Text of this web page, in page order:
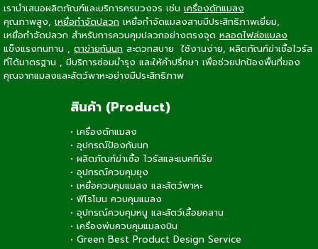
เรานำเสนอผลิตภัณฑ์และบริการครบวงจร เช่น เครื่องดักแมลง
คุณภาพสูง, เหยื่อกำจัดปลวก เหยื่อกำจัดแมลงสาบมีประสิทธิภาพเยี่ยม,
เหยื่อกำจัดปลวก สำหรับการควบคุมปลวกอย่างตรงจุด หลอดไฟล่อแมลง
แข็งแรงทนทาน , ตาข่ายกันนก สะดวกสบาย ใช้งานง่าย, ผลิตภัณฑ์ฆ่าเชื้อไวรัส
ที่ได้มาตรฐาน , มีบริการซ่อมบำรุง และให้คำปรึกษา เพื่อช่วยปกป้องพื้นที่ของ
คุณจากแมลงและสัตว์พาหะอย่างมีประสิทธิภาพ
สินค้า (Product)
• เครื่องดักแมลง
• อุปกรณ์ป้องกันนก
• ผลิตภัณฑ์ฆ่าเชื้อ ไวรัสและแบคทีเรีย
• อุปกรณ์ควบคุมยุง
• เหยื่อควบคุมแมลง และสัตว์พาหะ
• ฟีโรโมน ควบคุมแมลง
• อุปกรณ์ควบคุมหนู และสัตว์เลื้อยคลาน
• เครื่องพ่นควบคุมแมลงบิน
• Green Best Product Design Service